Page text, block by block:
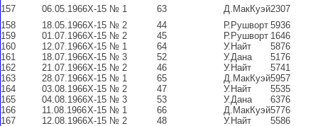
157
06.05.1966Х-15 № 1 63 Д.МакКуэй2307
158
18.05.1966Х-15 № 2 44 Р.Рушворт 5936
159
01.07.1966Х-15 № 2 45 Р.Рушворт 1646
160
12.07.1966Х-15 № 1 64 У.Найт
5876
161
18.07.1966Х-15 № 3 52 У.Дана
5176
162
21.07.1966Х-15 № 2 46 У.Найт
5741
163
28.07.1966Х-15 № 1 65 Д.МакКуэй5957
164
03.08.1966Х-15 № 2 47 У.Найт
5535
165
04.08.1966Х-15 № 3 53 У.Дана
6376
166
11.08.1966Х-15 № 1 66 Д.МакКуэй5776
167
12.08.1966Х-15 № 2 48 У.Найт
5586